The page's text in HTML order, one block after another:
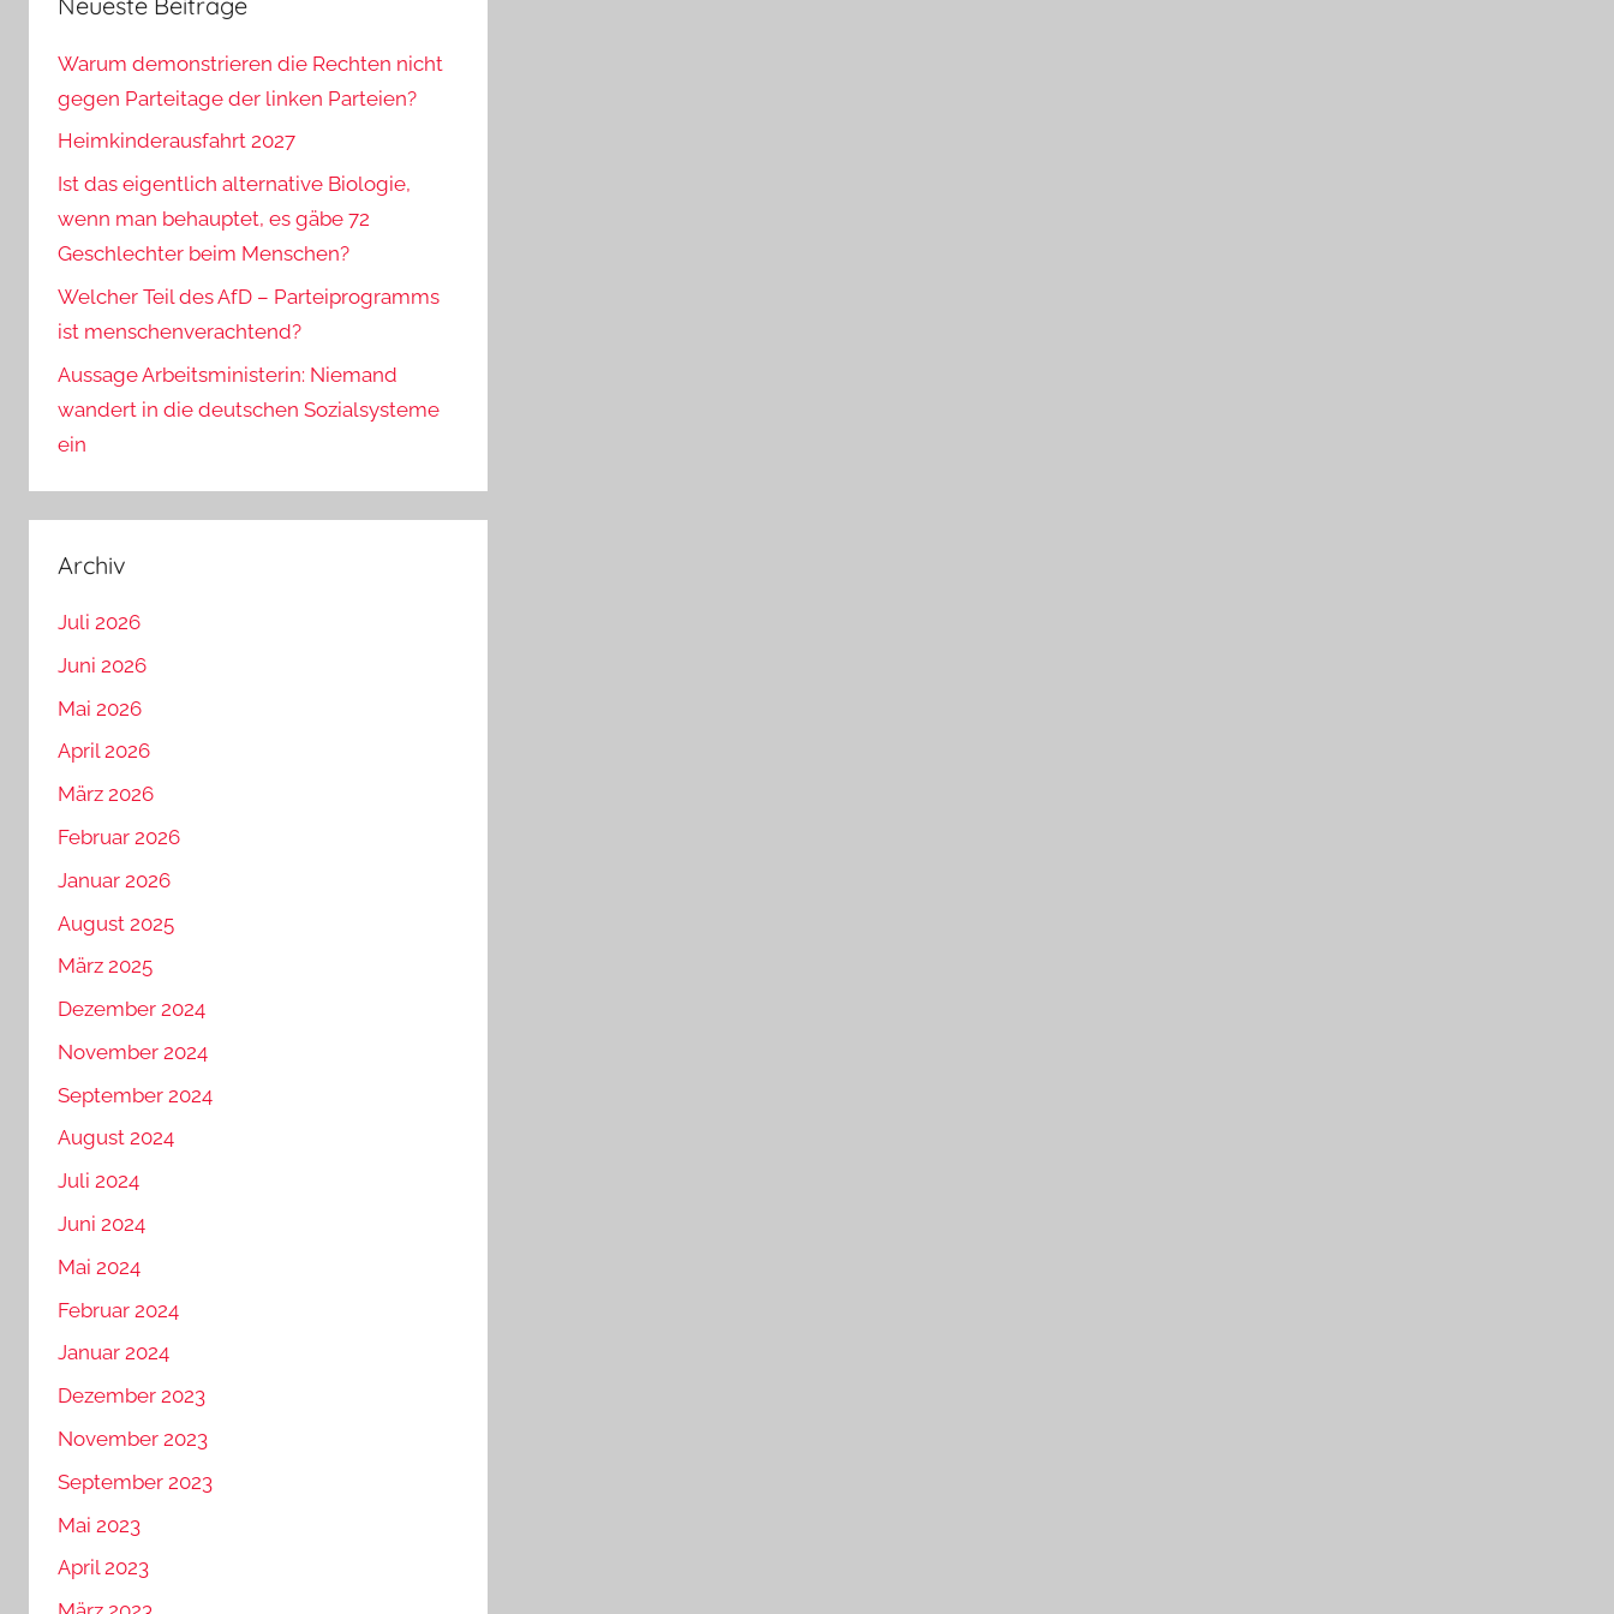
Warum demonstrieren die Rechten nicht
gegen Parteitage der linken Parteien?
Heimkinderausfahrt 2027
Ist das eigentlich alternative Biologie,
wenn man behauptet, es gäbe 72
Geschlechter beim Menschen?
Welcher Teil des AfD – Parteiprogramms
ist menschenverachtend?
Aussage Arbeitsministerin: Niemand
wandert in die deutschen Sozialsysteme
ein
Archiv
Juli 2026
Juni 2026
Mai 2026
April 2026
März 2026
Februar 2026
Januar 2026
August 2025
März 2025
Dezember 2024
November 2024
September 2024
August 2024
Juli 2024
Juni 2024
Mai 2024
Februar 2024
Januar 2024
Dezember 2023
November 2023
September 2023
Mai 2023
April 2023